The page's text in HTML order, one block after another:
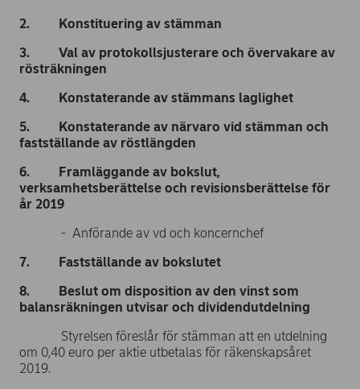
2. Konstituering av stämman
3. Val av protokollsjusterare och övervakare av
rösträkningen
4. Konstaterande av stämmans laglighet
5. Konstaterande av närvaro vid stämman och
fastställande av röstlängden
6. Framläggande av bokslut,
verksamhetsberättelse och revisionsberättelse för
år 2019
- Anförande av vd och koncernchef
7. Fastställande av bokslutet
8. Beslut om disposition av den vinst som
balansräkningen utvisar och dividendutdelning
Styrelsen föreslår för stämman att en utdelning
om 0,40 euro per aktie utbetalas för räkenskapsåret
2019.